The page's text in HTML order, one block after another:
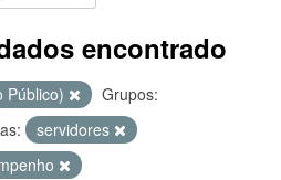
encontrado
Público)
Grupos:
servidores